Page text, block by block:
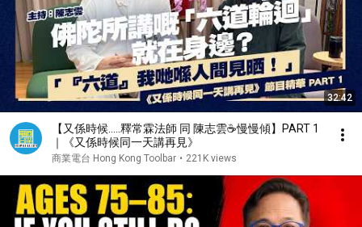
32:42
【又係時候.....釋常霖法師 同 陳志雲☕慢慢傾】PART 1
｜《又係時候同一天講再見》
商業電台 Hong Kong Toolbar • 221K views